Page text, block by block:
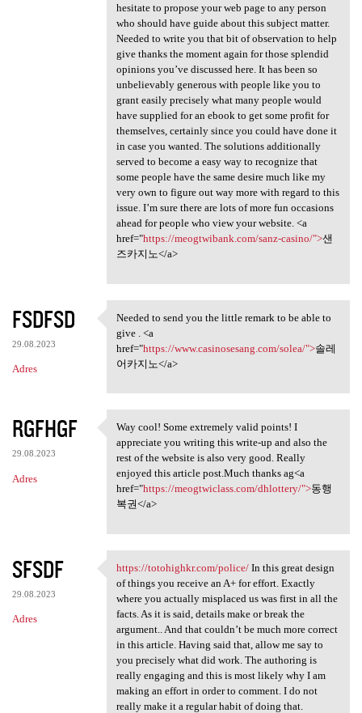
hesitate to propose your web page to any person
who should have guide about this subject matter.
Needed to write you that bit of observation to help
give thanks the moment again for those splendid
opinions you’ve discussed here. It has been so
unbelievably generous with people like you to
grant easily precisely what many people would
have supplied for an ebook to get some profit for
themselves, certainly since you could have done it
in case you wanted. The solutions additionally
served to become a easy way to recognize that
some people have the same desire much like my
very own to figure out way more with regard to this
issue. I’m sure there are lots of more fun occasions
ahead for people who view your website. <a
href="https://meogtwibank.com/sanz-casino/">샌
즈카지노</a>
FSDFSD
29.08.2023
Adres
Needed to send you the little
Needed to send you the little remark to be able to
give . <a
href="https://www.casinosesang.com/solea/">솔레
어카지노</a>
RGFHGF
29.08.2023
Adres
Way cool! Some extremely
Way cool! Some extremely valid points! I
appreciate you writing this write-up and also the
rest of the website is also very good. Really
enjoyed this article post.Much thanks ag<a
href="https://meogtwiclass.com/dhlottery/">동행
복권</a>
SFSDF
29.08.2023
Adres
https://totohighkr.com/police
https://totohighkr.com/police/In this great design
of things you receive an A+ for effort. Exactly
where you actually misplaced us was first in all the
facts. As it is said, details make or break the
argument.. And that couldn’t be much more correct
in this article. Having said that, allow me say to
you precisely what did work. The authoring is
really engaging and this is most likely why I am
making an effort in order to comment. I do not
really make it a regular habit of doing that.